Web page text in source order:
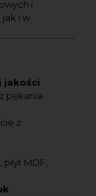
i
i w
jakości
pękania
z
MDF,